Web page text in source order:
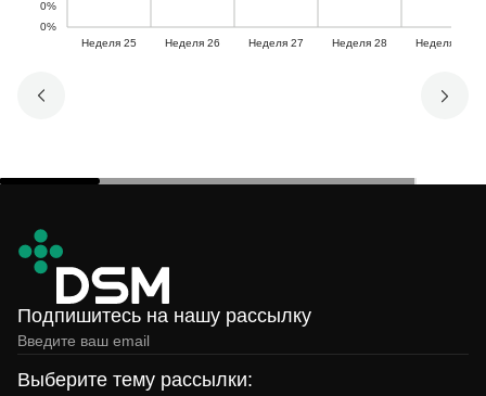
Подпишитесь на нашу рассылку
Выберите тему рассылки: